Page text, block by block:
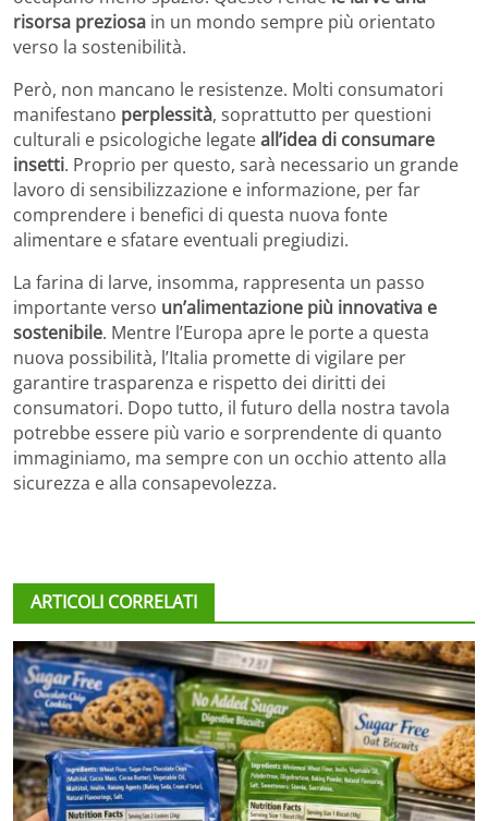
risorsa preziosa in un mondo sempre più orientato
verso la sostenibilità.
Però, non mancano le resistenze. Molti consumatori
manifestano perplessità, soprattutto per questioni
culturali e psicologiche legateall’idea di consumare
insetti. Proprio per questo, sarà necessario un grande
lavoro di sensibilizzazione e informazione, per far
comprendere i benefici di questa nuova fonte
alimentare e sfatare eventuali pregiudizi.
La farina di larve, insomma, rappresenta un passo
importante verso un’alimentazione più innovativa e
sostenibile. Mentre l’Europa apre le porte a questa
nuova possibilità, l’Italia promette di vigilare per
garantire trasparenza e rispetto dei diritti dei
consumatori. Dopo tutto, il futuro della nostra tavola
potrebbe essere più vario e sorprendente di quanto
immaginiamo, ma sempre con un occhio attento alla
sicurezza e alla consapevolezza.
ARTICOLI CORRELATI